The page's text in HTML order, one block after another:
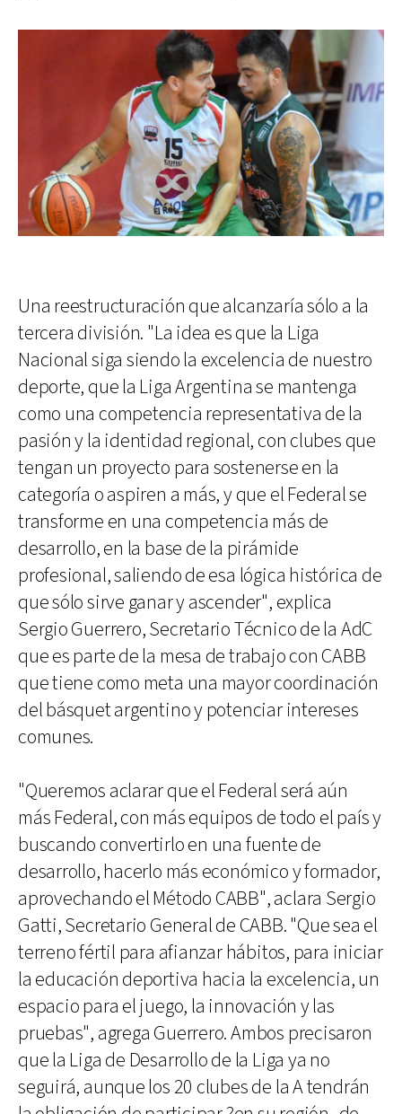
Una reestructuración que alcanzaría sólo a la
tercera división. "La idea es que la Liga
Nacional siga siendo la excelencia de nuestro
deporte, que la Liga Argentina se mantenga
como una competencia representativa de la
pasión y la identidad regional, con clubes que
tengan un proyecto para sostenerse en la
categoría o aspiren a más, y que el Federal se
transforme en una competencia más de
desarrollo, en la base de la pirámide
profesional, saliendo de esa lógica histórica de
que sólo sirve ganar y ascender", explica
Sergio Guerrero, Secretario Técnico de la AdC
que es parte de la mesa de trabajo con CABB
que tiene como meta una mayor coordinación
del básquet argentino y potenciar intereses
comunes.
"Queremos aclarar que el Federal será aún
más Federal, con más equipos de todo el país y
buscando convertirlo en una fuente de
desarrollo, hacerlo más económico y formador,
aprovechando el Método CABB", aclara Sergio
Gatti, Secretario General de CABB. "Que sea el
terreno fértil para afianzar hábitos, para iniciar
la educación deportiva hacia la excelencia, un
espacio para el juego, la innovación y las
pruebas", agrega Guerrero. Ambos precisaron
que la Liga de Desarrollo de la Liga ya no
seguirá, aunque los 20 clubes de la A tendrán